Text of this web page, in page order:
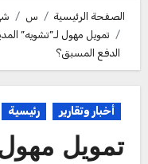
الصفحة الرئيسية س
تمويل مهول لـ”تشويه”
الدفع المسبق؟
أخبار وتقارير رئيسية
تمويل مهول